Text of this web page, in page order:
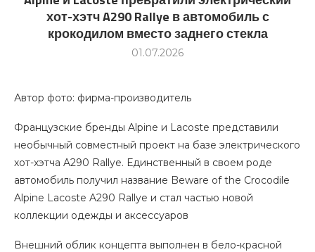
хот-хэтч A290 Rallye в автомобиль с
крокодилом вместо заднего стекла
01.07.2026
Автор фото: фирма-производитель
Французские бренды Alpine и Lacoste представили
необычный совместный проект на базе электрического
хот-хэтча A290 Rallye. Единственный в своем роде
автомобиль получил название Beware of the Crocodile
Alpine Lacoste A290 Rallye и стал частью новой
коллекции одежды и аксессуаров
Внешний облик концепта выполнен в бело-красной